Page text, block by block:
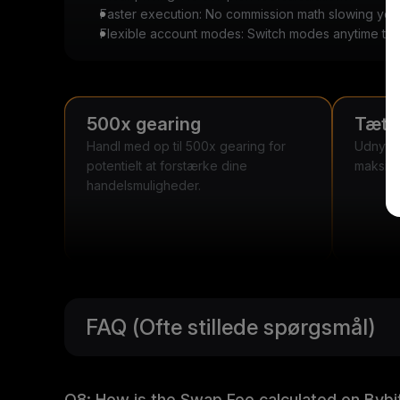
Faster execution: No commission math slowing
Flexible account modes: Switch modes anytime to
500x gearing
Handl med op til 500x gearing for
potentielt at forstærke dine
handelsmuligheder.
Udnyt
FAQ (Ofte stillede spørgsmål)